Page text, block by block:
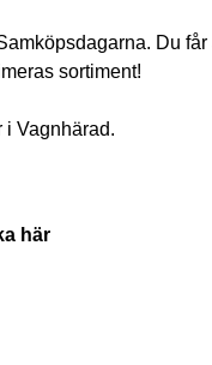
Du
sortiment!
i Vagnhärad.
här